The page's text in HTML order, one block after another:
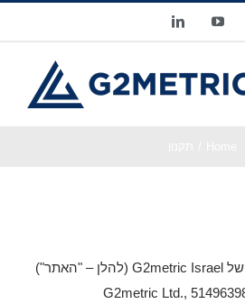
YouTube
LinkedIn
ברוך הבא לאתר של G2metric Israel (להלן – "האתר")